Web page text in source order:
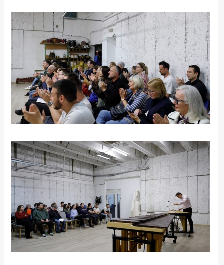
Ideje
koje
rade
Urban
Places
Aktivizam
Promo
About
Urban
Magazin